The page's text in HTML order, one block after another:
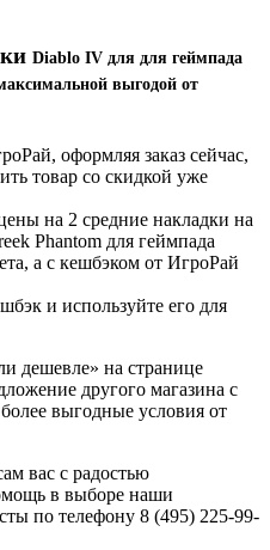
Diablo IV для для геймпада
выгодой от
оформляя заказ сейчас,
товар со скидкой уже
на 2 средние накладки на
Phantom для геймпада
а с кешбэком от ИгроРай
и используйте его для
дешевле» на странице
другого магазина с
выгодные условия от
вас с радостью
в выборе наши
по телефону 8 (495) 225-99-